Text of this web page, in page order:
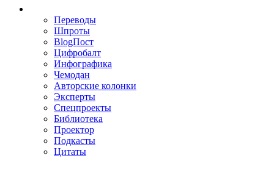
Переводы
Шпроты
BlogПост
Цифробалт
Инфографика
Чемодан
Авторские колонки
Эксперты
Спецпроекты
Библиотека
Проектор
Подкасты
Цитаты